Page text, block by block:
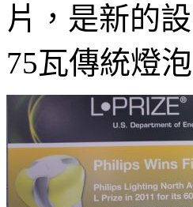
片，是新的
75瓦傳統燈